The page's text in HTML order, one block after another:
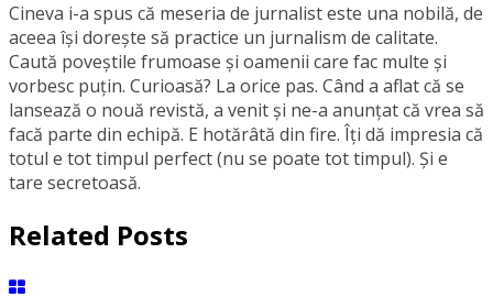
Cineva i-a spus că meseria de jurnalist este una nobilă, de
aceea își dorește să practice un jurnalism de calitate.
Caută poveștile frumoase și oamenii care fac multe și
vorbesc puțin. Curioasă? La orice pas. Când a aflat că se
lansează o nouă revistă, a venit și ne-a anunțat că vrea să
facă parte din echipă. E hotărâtă din fire. Îți dă impresia că
totul e tot timpul perfect (nu se poate tot timpul). Și e
tare secretoasă.
Related Posts